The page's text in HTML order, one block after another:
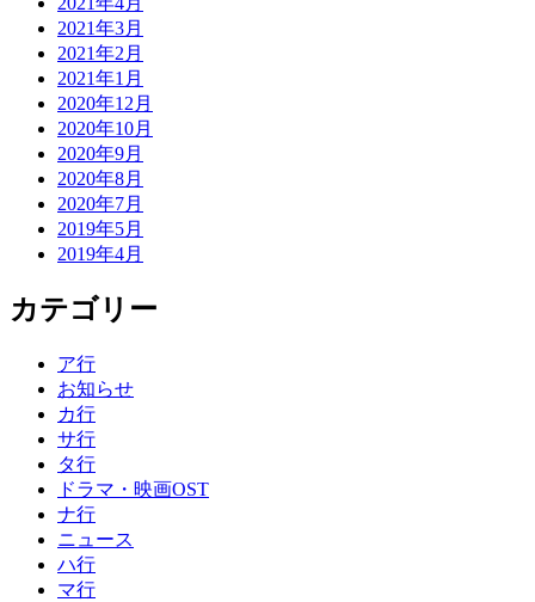
2021年3月
2021年2月
2021年1月
2020年12月
2020年10月
2020年9月
2020年8月
2020年7月
2019年5月
2019年4月
カテゴリー
ア行
お知らせ
カ行
サ行
タ行
ドラマ・映画OST
ナ行
ニュース
ハ行
マ行